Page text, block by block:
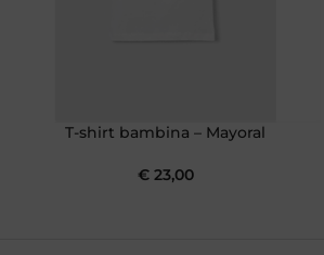
T-shirt bambina – Mayoral
€23,00